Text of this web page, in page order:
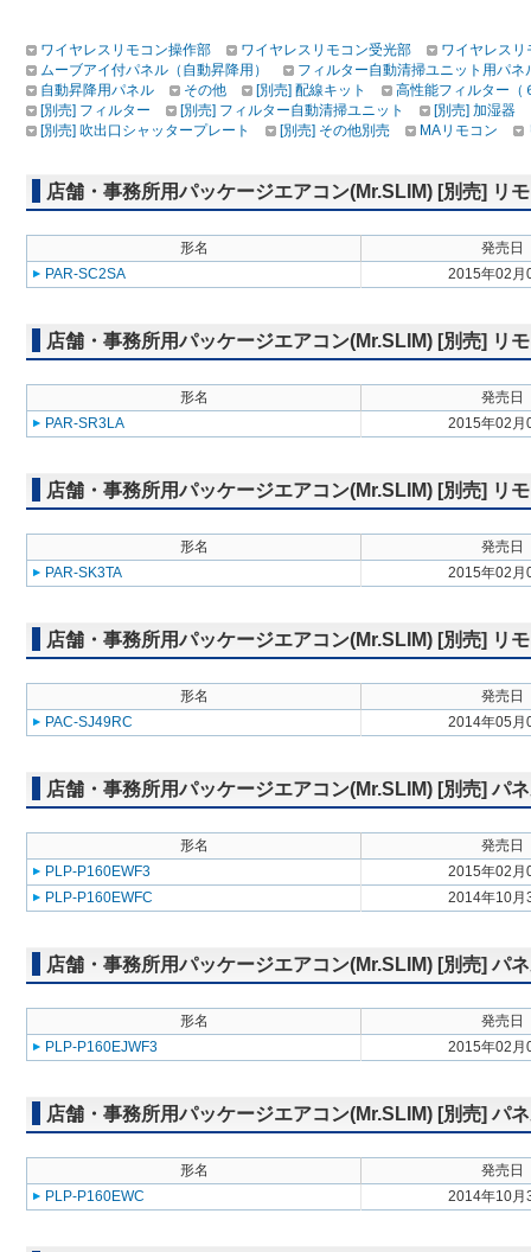
ワイヤレスリモコン操作部 ワイヤレスリモコン受光部
ワイヤレス
ムーブアイ付パネル（自動昇降用）
フィルター自動清掃ユニット用パネ
自動昇降用パネル
その他 [別売] 配線キット
高性能フィルター（
[別売] フィルター
[別売] フィルター自動清掃ユニット
[別売] 加湿器
[別売] 吹出口シャッタープレート
[別売] その他別売 MAリモコン
店舗・事務所用パッケージエアコン(Mr.SLIM) [別売] リ
形名
発売日
PAR-SC2SA
2015年02月
店舗・事務所用パッケージエアコン(Mr.SLIM) [別売] リ
形名
発売日
PAR-SR3LA
2015年02月
店舗・事務所用パッケージエアコン(Mr.SLIM) [別売] リ
形名
発売日
PAR-SK3TA
2015年02月
店舗・事務所用パッケージエアコン(Mr.SLIM) [別売] リ
形名
発売日
PAC-SJ49RC
2014年05月
店舗・事務所用パッケージエアコン(Mr.SLIM) [別売] パ
形名
発売日
PLP-P160EWF3
2015年02月
PLP-P160EWFC
2014年10月
店舗・事務所用パッケージエアコン(Mr.SLIM) [別売] パ
形名
発売日
PLP-P160EJWF3
2015年02月
店舗・事務所用パッケージエアコン(Mr.SLIM) [別売] パ
形名
発売日
PLP-P160EWC
2014年10月